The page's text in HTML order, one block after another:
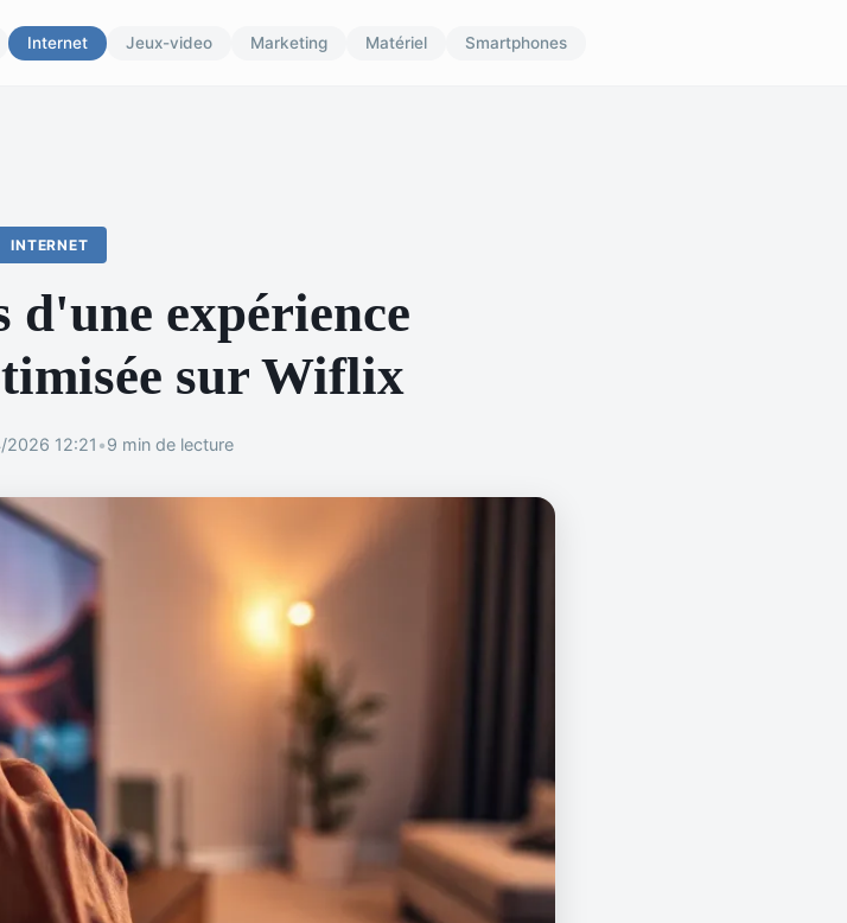
Internet Jeux-video Marketing Matériel Smartphones
INTERNET
d'une expérience
sur Wiflix
2026 12:21 •9 min de lecture